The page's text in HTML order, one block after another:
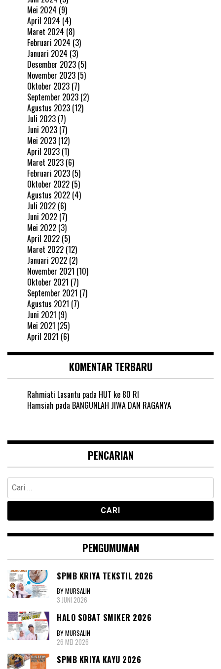
Mei 2024 (9)
April 2024 (4)
Maret 2024 (8)
Februari 2024 (3)
Januari 2024 (3)
Desember 2023 (5)
November 2023 (5)
Oktober 2023 (7)
September 2023 (2)
Agustus 2023 (12)
Juli 2023 (7)
Juni 2023 (7)
Mei 2023 (12)
April 2023 (1)
Maret 2023 (6)
Februari 2023 (5)
Oktober 2022 (5)
Agustus 2022 (4)
Juli 2022 (6)
Juni 2022 (7)
Mei 2022 (3)
April 2022 (5)
Maret 2022 (12)
Januari 2022 (2)
November 2021 (10)
Oktober 2021 (7)
September 2021 (7)
Agustus 2021 (7)
Juni 2021 (9)
Mei 2021 (25)
April 2021 (6)
KOMENTAR TERBARU
Rahmiati Lasantu pada HUT ke 80 RI
Hamsiah pada BANGUNLAH JIWA DAN RAGANYA
PENCARIAN
Cari
untuk:
PENGUMUMAN
SPMB KRIYA TEKSTIL 2026
BY MURSALIN
3 JUNI 2026
HALO SOBAT SMIKER 2026
BY MURSALIN
26 MEI 2026
SPMB KRIYA KAYU 2026